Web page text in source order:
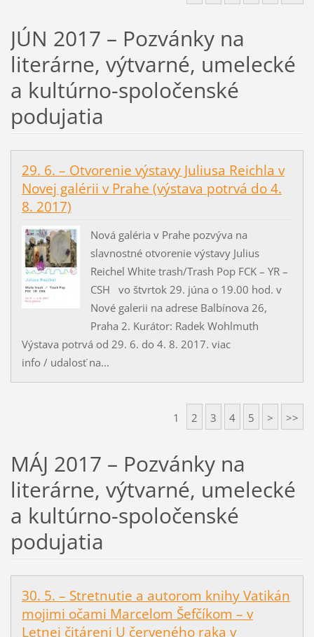
JÚN 2017 – Pozvánky na
literárne, výtvarné, umelecké
a kultúrno-spoločenské
podujatia
29. 6. – Otvorenie výstavy Juliusa Reichla v
Novej galérii v Prahe (výstava potrvá do 4.
8. 2017)
Nová galéria v Prahe pozvýva na
slavnostné otvorenie výstavy Julius
Reichel White trash/Trash Pop FCK – YR –
CSH vo štvrtok 29. júna o 19.00 hod. v
Nové galerii na adrese Balbínova 26,
Praha 2. Kurátor: Radek Wohlmuth
Výstava potrvá od 29. 6. do 4. 8. 2017. viac
info / udalosť na...
1 2 3 4 5 > >>
MÁJ 2017 – Pozvánky na
literárne, výtvarné, umelecké
a kultúrno-spoločenské
podujatia
30. 5. – Stretnutie a autorom knihy Vatikán
mojimi očami Marcelom Šefčíkom – v
Letnej čitáreni U červeného raka v